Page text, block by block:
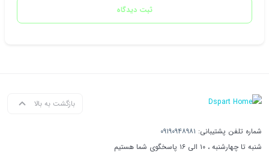
ثبت دیدگاه
بازگشت به بالا
شماره تلفن پشتیبانی: ۰۹۱۹۰۹۴۸۹۸۱
شنبه تا چهارشنبه ، ۱۰ الی ۱۶ پاسخگوی شما هستیم